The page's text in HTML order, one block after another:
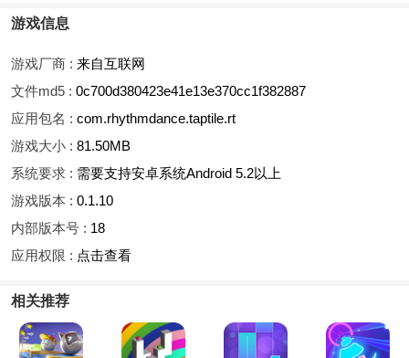
游戏信息
游戏厂商 : 来自互联网
文件md5 : 0c700d380423e41e13e370cc1f382887
应用包名 : com.rhythmdance.taptile.rt
游戏大小 : 81.50MB
系统要求 : 需要支持安卓系统Android 5.2以上
游戏版本 : 0.1.10
内部版本号 : 18
应用权限 : 点击查看
相关推荐